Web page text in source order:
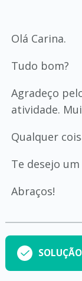
Olá Carina.
Tudo bom?
Agradeço
atividade.
Qualquer
Te desejo um
Abraços!